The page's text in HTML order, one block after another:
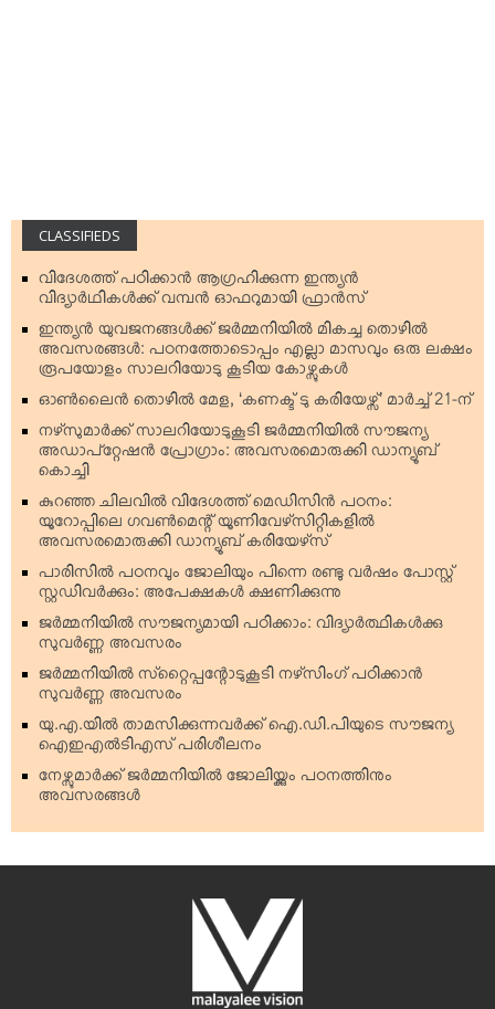
CLASSIFIEDS
വിദേശത്ത് പഠിക്കാന്‍ ആഗ്രഹിക്കുന്ന ഇന്ത്യന്‍
വിദ്യാര്‍ഥികള്‍ക്ക് വമ്പന്‍ ഓഫറുമായി ഫ്രാന്‍സ്
ഇന്ത്യന്‍ യുവജനങ്ങള്‍ക്ക് ജര്‍മ്മനിയില്‍ മികച്ച തൊഴില്‍
അവസരങ്ങള്‍: പഠനത്തോടൊപ്പം എല്ലാ മാസവും ഒരു ലക്ഷം
രൂപയോളം സാലറിയോടു കൂടിയ കോഴ്സുകള്‍
ഓണ്‍ലൈന്‍ തൊഴില്‍ മേള, ‘കണക്ട് ടു കരിയേഴ്സ്’ മാര്‍ച്ച് 21-ന്
നഴ്‌സുമാര്‍ക്ക് സാലറിയോടുകൂടി ജര്‍മ്മനിയില്‍ സൗജന്യ
അഡാപ്റ്റേഷന്‍ പ്രോഗ്രാം: അവസരമൊരുക്കി ഡാന്യൂബ്
കൊച്ചി
കുറഞ്ഞ ചിലവില്‍ വിദേശത്ത് മെഡിസിന്‍ പഠനം:
യൂറോപ്പിലെ ഗവണ്‍മെന്റ് യൂണിവേഴ്‌സിറ്റികളില്‍
അവസരമൊരുക്കി ഡാന്യൂബ് കരിയേഴ്‌സ്
പാരിസില്‍ പഠനവും ജോലിയും പിന്നെ രണ്ടു വര്‍ഷം പോസ്റ്റ്
സ്റ്റഡിവര്‍ക്കും: അപേക്ഷകള്‍ ക്ഷണിക്കുന്നു
ജര്‍മ്മനിയില്‍ സൗജന്യമായി പഠിക്കാം: വിദ്യാര്‍ത്ഥികള്‍ക്കു
സുവര്‍ണ്ണ അവസരം
ജര്‍മ്മനിയില്‍ സ്‌റ്റൈപ്പന്റോടുകൂടി നഴ്‌സിംഗ് പഠിക്കാന്‍
സുവര്‍ണ്ണ അവസരം
യു.എ.യില്‍ താമസിക്കുന്നവര്‍ക്ക് ഐ.ഡി.പിയുടെ സൗജന്യ
ഐഇഎല്‍ടിഎസ് പരിശീലനം
നേഴ്സുമാര്‍ക്ക് ജര്‍മ്മനിയില്‍ ജോലിയ്ക്കും പഠനത്തിനും
അവസരങ്ങള്‍